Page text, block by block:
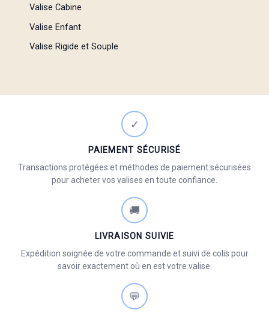
Valise Cabine
Valise Enfant
Valise Rigide et Souple
✓
PAIEMENT SÉCURISÉ
Transactions protégées et méthodes de paiement sécurisées
pour acheter vos valises en toute confiance.
🚚
LIVRAISON SUIVIE
Expédition soignée de votre commande et suivi de colis pour
savoir exactement où en est votre valise.
💬